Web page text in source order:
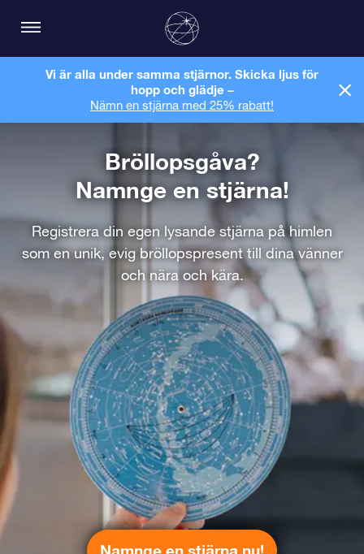
Vi är alla under samma stjärnor. Skicka ljus för
hopp och glädje –
Nämn en stjärna med 25% rabatt!
Bröllopsgåva?
Namnge en stjärna!
Registrera din egen lysande stjärna på himlen
som en unik, evig bröllopspresent till dina vänner
och nära och kära.